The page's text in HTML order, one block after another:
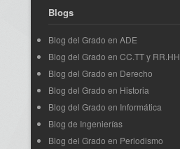
Blogs
Blog del Grado en ADE
Blog del Grado en CC.TT y RR.HH
Blog del Grado en Derecho
Blog del Grado en Historia
Blog del Grado en Informática
Blog de Ingenierías
Blog del Grado en Periodismo